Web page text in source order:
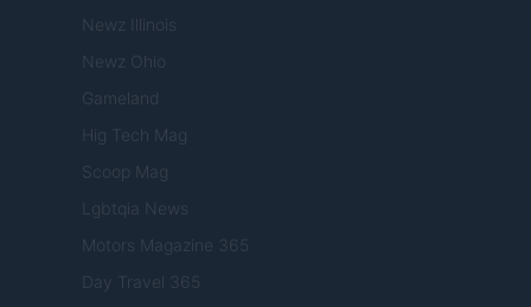
Newz Illinois
Newz Ohio
Gameland
Hig Tech Mag
Scoop Mag
Lgbtqia News
Motors Magazine 365
Day Travel 365